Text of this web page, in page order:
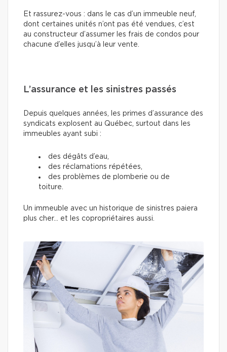
Et rassurez-vous : dans le cas d’un immeuble neuf,
dont certaines unités n’ont pas été vendues, c’est
au constructeur d’assumer les frais de condos pour
chacune d’elles jusqu’à leur vente.
L’assurance et les sinistres passés
Depuis quelques années, les primes d’assurance des
syndicats explosent au Québec, surtout dans les
immeubles ayant subi :
des dégâts d’eau,
des réclamations répétées,
des problèmes de plomberie ou de
toiture.
Un immeuble avec un historique de sinistres paiera
plus cher… et les copropriétaires aussi.